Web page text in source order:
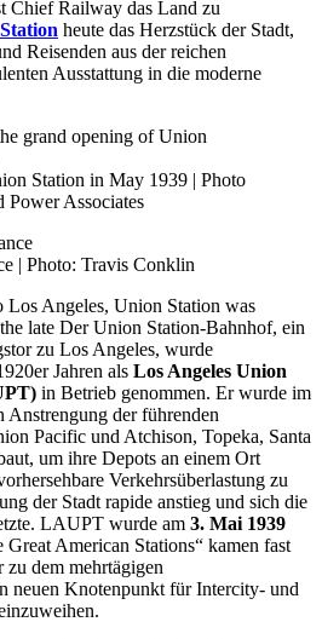
Chief Railway das Land zu
heute das Herzstück der Stadt,
Reisenden aus der reichen
Ausstattung in die moderne
Station in May 1939 | Photo
Power Associates
| Photo: Travis Conklin
Angeles, Union Station was
late Der Union Station-Bahnhof, ein
zu Los Angeles, wurde
Jahren als Los Angeles Union
in Betrieb genommen. Er wurde im
Anstrengung der führenden
Pacific und Atchison, Topeka, Santa
um ihre Depots an einem Ort
Verkehrsüberlastung zu
der Stadt rapide anstieg und sich die
LAUPT wurde am 3. Mai 1939
American Stations“ kamen fast
dem mehrtägigen
neuen Knotenpunkt für Intercity- und